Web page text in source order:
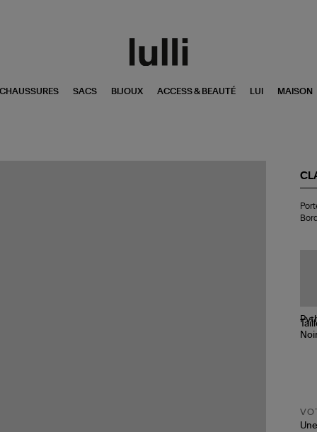
SACS BIJOUX ACCESS & BEAUTÉ LUI MAISON